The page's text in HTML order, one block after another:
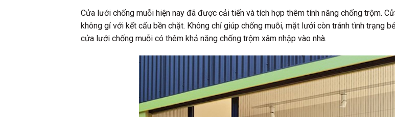
Cửa lưới chống muỗi hiện nay đã được cải tiến và tích hợp thêm tính năng chống trộm.
không gỉ với kết cấu bền chặt. Không chỉ giúp chống muỗi, mặt lưới còn tránh tình trạng
cửa lưới chống muỗi có thêm khả năng chống trộm xâm nhập vào nhà.